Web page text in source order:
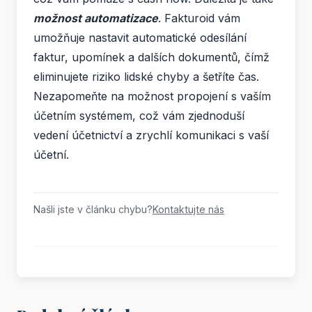
možnost automatizace. Fakturoid vám
umožňuje nastavit automatické odesílání
faktur, upomínek a dalších dokumentů, čímž
eliminujete riziko lidské chyby a šetříte čas.
Nezapomeňte na možnost propojení s vaším
účetním systémem, což vám zjednoduší
vedení účetnictví a zrychlí komunikaci s vaší
účetní.
Našli jste v článku chybu?Kontaktujte nás